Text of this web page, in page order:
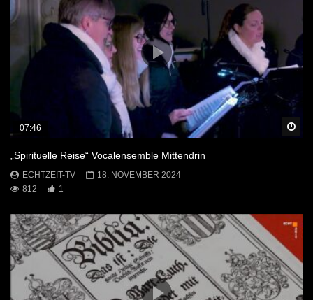
07:46
„Spirituelle Reise“ Vocalensemble Mittendrin
ECHTZEIT-TV
18. NOVEMBER 2024
812
1